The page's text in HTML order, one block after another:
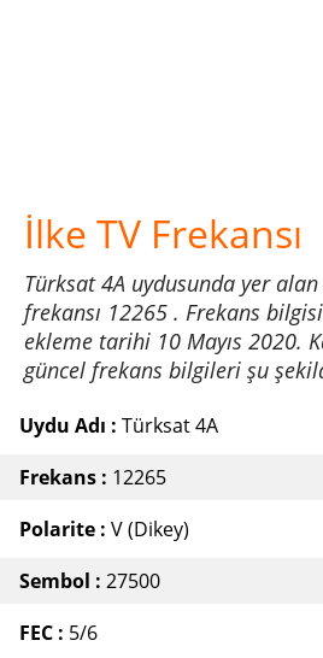
İlke TV Frekansı
Türksat 4A uydusunda yer alan
frekansı 12265 . Frekans
ekleme tarihi 10 Mayıs 2020.
güncel frekans bilgileri şu
Uydu Adı : Türksat 4A
Frekans : 12265
Polarite : V (Dikey)
Sembol : 27500
FEC : 5/6